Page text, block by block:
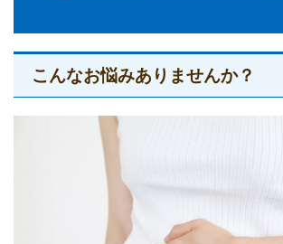
こんなお悩みありませんか？